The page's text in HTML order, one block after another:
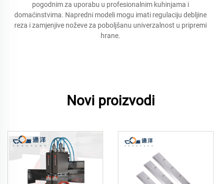
pogodnim za uporabu u profesionalnim kuhinjama i
domaćinstvima. Napredni modeli mogu imati regulaciju debljine
reza i zamjenjive noževe za poboljšanu univerzalnost u pripremi
hrane.
Novi proizvodi